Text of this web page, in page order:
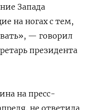
Запада
на ногах с тем,
— говорил
президента
на пресс-
не ответила